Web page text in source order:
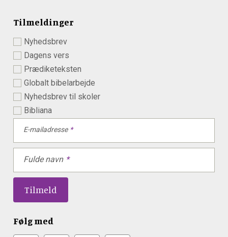
Tilmeldinger
Nyhedsbrev
Dagens vers
Prædiketeksten
Globalt bibelarbejde
Nyhedsbrev til skoler
Bibliana
E-mailadresse
Fulde navn
Følg med